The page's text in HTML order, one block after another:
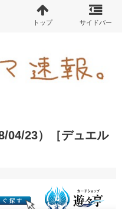
04/23）［デュエル